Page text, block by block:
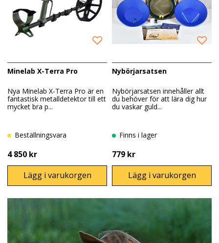
Minelab X-Terra Pro
Nya Minelab X-Terra Pro är en
fantastisk metalldetektor till ett
mycket bra p...
Beställningsvara
4 850 kr
Lägg i varukorgen
Nybörjarsatsen
Nybörjarsatsen innehåller allt
du behöver för att lära dig hur
du vaskar guld...
Finns i lager
779 kr
Lägg i varukorgen